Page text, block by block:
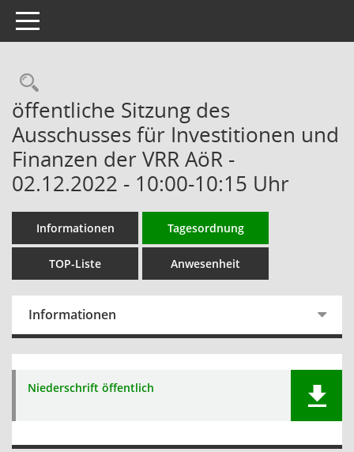
Toggle navigation
Rechercheauswahl
öffentliche Sitzung des
Ausschusses für Investitionen und
Finanzen der VRR AöR -
02.12.2022 - 10:00-10:15 Uhr
Informationen Tagesordnung
TOP-Liste Anwesenheit
Informationen
Niederschrift öffentlich